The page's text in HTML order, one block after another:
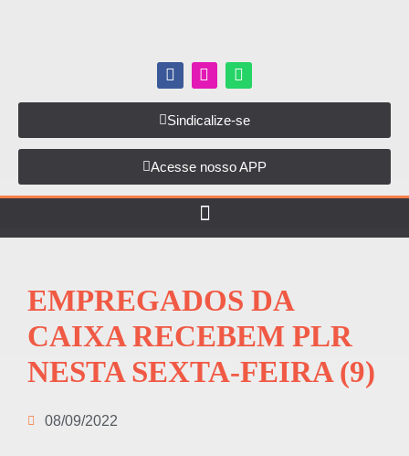
Sindicalize-se
Acesse nosso APP
EMPREGADOS DA
CAIXA RECEBEM PLR
NESTA SEXTA-FEIRA (9)
08/09/2022